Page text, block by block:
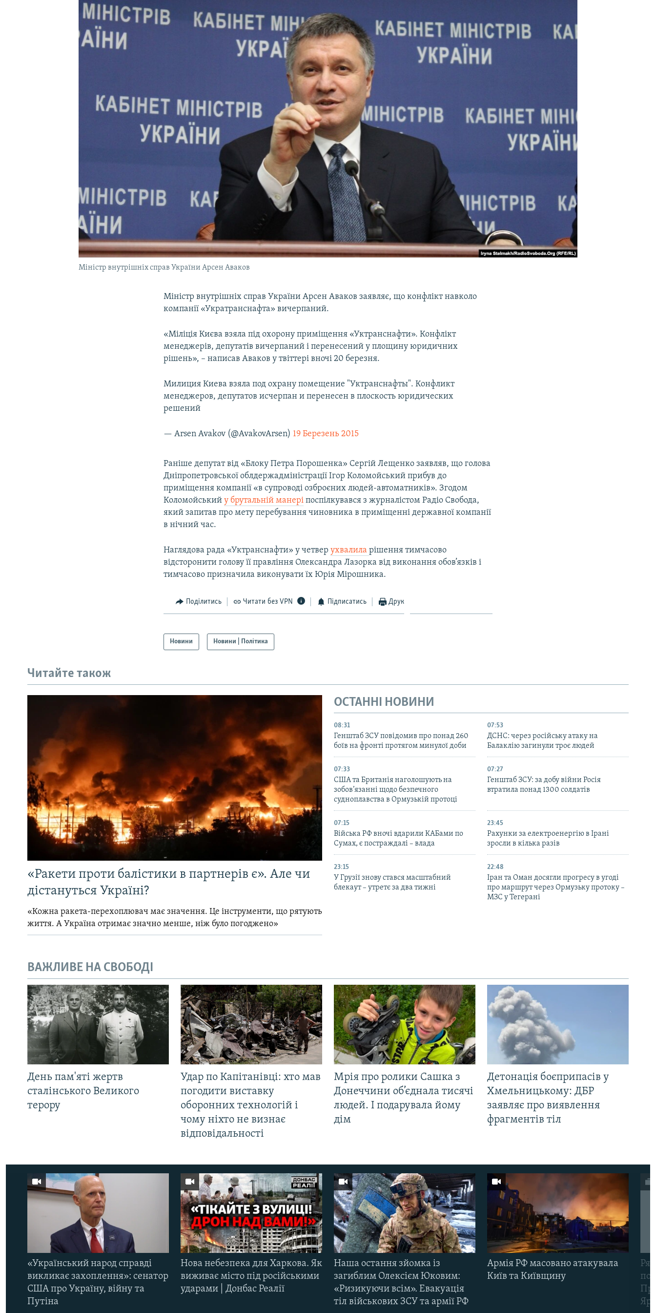
Міністр внутрішніх справ України Арсен Аваков
Міністр внутрішніх справ України Арсен Аваков заявляє, що конфлікт навколо
компанії «Укратранснафта» вичерпаний.
«Міліція Києва взяла під охорону приміщення «Уктранснафти». Конфлікт
менеджерів, депутатів вичерпаний і перенесений у площину юридичних
рішень», – написав Аваков у твіттері вночі 20 березня.
Милиция Киева взяла под охрану помещение "Уктранснафты". Конфликт
менеджеров, депутатов исчерпан и перенесен в плоскость юридических
решений
— Arsen Avakov (@AvakovArsen) 19 Березень 2015
Раніше депутат від «Блоку Петра Порошенка» Сергій Лещенко заявляв, що голова
Дніпропетровської облдержадміністрації Ігор Коломойський прибув до
приміщення компанії «в супроводі озброєних людей-автоматників». Згодом
Коломойськийу брутальній манері поспілкувався з журналістом Радіо Свобода,
який запитав про мету перебування чиновника в приміщенні державної компанії
в нічний час.
Наглядова рада «Уктранснафти» у четверухвалиларішення тимчасово
відсторонити голову її правління Олександра Лазорка від виконання обов’язків і
тимчасово призначила виконувати їх Юрія Мірошника.
Поділитись Читати без VPN Підписатись Друк
Новини Новини | Політика
Читайте також
«Ракети проти балістики в партнерів є». Але чи
дістануться Україні?
«Кожна ракета-перехоплювач має значення. Це інструменти, що рятують
життя. А Україна отримає значно менше, ніж було погоджено»
ОСТАННІ НОВИНИ
08:31
Генштаб ЗСУ повідомив про понад 260
боїв на фронті протягом минулої доби
07:53
ДСНС: через російську атаку на
Балаклію загинули троє людей
07:33
США та Британія наголошують на
зобов’язанні щодо безпечного
судноплавства в Ормузькій протоці
07:27
Генштаб ЗСУ: за добу війни Росія
втратила понад 1300 солдатів
07:15
Війська РФ вночі вдарили КАБами по
Сумах, є постраждалі – влада
23:45
Рахунки за електроенергію в Ірані
зросли в кілька разів
23:15
У Грузії знову стався масштабний
блекаут – утретє за два тижні
22:48
Іран та Оман досягли прогресу в угоді
про маршрут через Ормузьку протоку –
МЗС у Тегерані
ВАЖЛИВЕ НА СВОБОДІ
День пам'яті жертв
сталінського Великого
терору
Удар по Капітанівці: хто мав
погодити виставку
оборонних технологій і
чому ніхто не визнає
відповідальності
Мрія про ролики Сашка з
Донеччини об’єднала тисячі
людей. І подарувала йому
дім
Детонація боєприпасів у
Хмельницькому: ДБР
заявляє про виявлення
фрагментів тіл
«Український народ справді
викликає захоплення»: сенатор
США про Україну, війну та
Путіна
Нова небезпека для Харкова. Як
виживає місто під російськими
ударами | Донбас Реалії
Наша остання зйомка із
загиблим Олексієм Юковим:
«Ризикуючи всім». Евакуація
тіл військових ЗСУ та армії РФ
Армія РФ масовано атакувала
Київ та Київщину